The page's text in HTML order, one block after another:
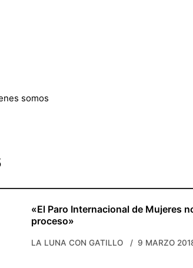
somos
«El Paro Internacional de Mujeres
proceso»
LA LUNA CON GATILLO 9 MARZO